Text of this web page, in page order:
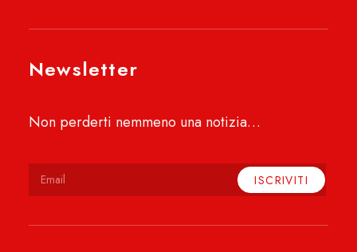
Newsletter
Non perderti nemmeno una notizia…